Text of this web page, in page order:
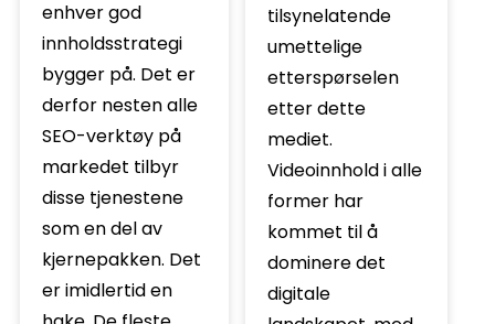
enhver god
innholdsstrategi
bygger på. Det er
derfor nesten alle
SEO-verktøy på
markedet tilbyr
disse tjenestene
som en del av
kjernepakken. Det
er imidlertid en
tilsynelatende
umettelige
etterspørselen
etter dette
mediet.
Videoinnhold i alle
former har
kommet til å
dominere det
digitale